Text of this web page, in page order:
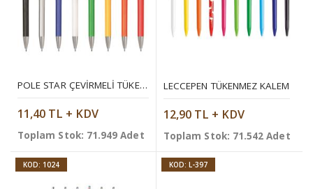
POLE STAR ÇEVIRMELI TÜKENMEZ KALEM
11,40 TL + KDV
Toplam Stok: 71.949 Adet
LECCEPEN TÜKENMEZ KALEM
12,90 TL + KDV
Toplam Stok: 71.542 Adet
KOD: 1024 KOD: L-397